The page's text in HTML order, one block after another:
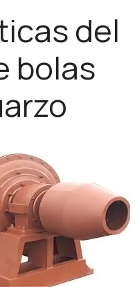
del
bolas